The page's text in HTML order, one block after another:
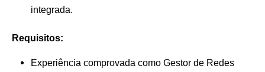
integrada.
Requisitos:
Experiência comprovada como Gestor de Redes